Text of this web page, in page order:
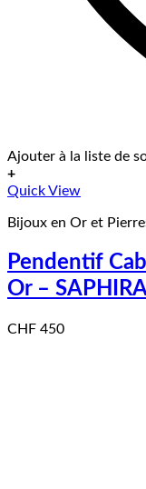
Ajouter à la liste de
+
Quick View
Bijoux en Or et
Pendentif
Or –
CHF 450